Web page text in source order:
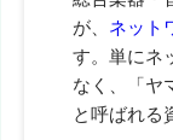
が、 ネット
す。単にネ
なく、「ヤ
と呼ばれる